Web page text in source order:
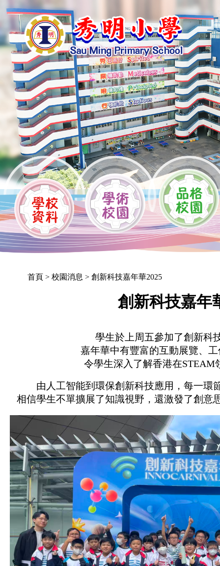
首頁> 校園消息 > 創新科技嘉年華2025
創新科技嘉年
學生於上周五參加了創新科
嘉年華中有豐富的互動展覽、
令學生深入了解香港在STEAM
由人工智能到環保創新科技應用，每一環
相信學生不單擴展了知識視野，還激發了創意